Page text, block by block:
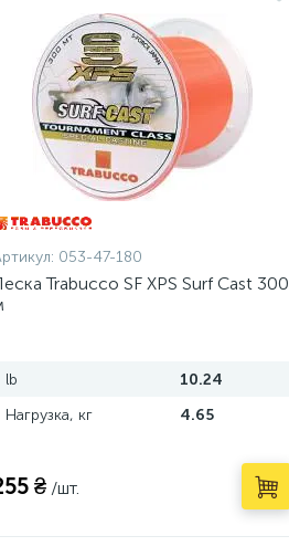
053-47-180
Trabucco SF XPS Surf Cast 300
lb
10.24
Нагрузка, кг
4.65
₴ /шт.